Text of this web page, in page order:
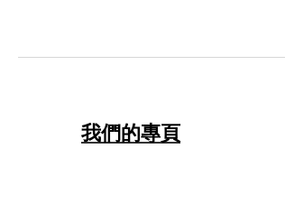
我們的專頁